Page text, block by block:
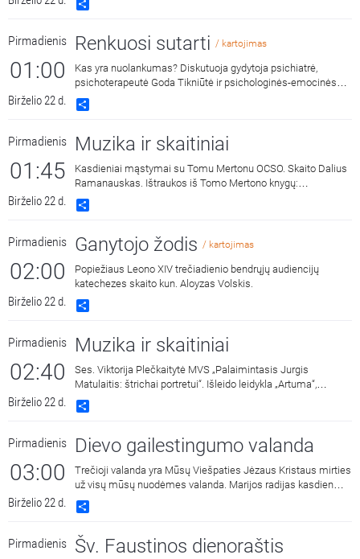
Pirmadienis
01:00
Birželio 22 d.
Renkuosi sutarti / kartojimas
Kas yra nuolankumas? Diskutuoja gydytoja psichiatrė,
psichoterapeutė Goda Tikniūtė ir psichologinės-emocinės
sveikatos specialistė Janina Sabaitė.
Pirmadienis
01:45
Birželio 22 d.
Muzika ir skaitiniai
Kasdieniai mąstymai su Tomu Mertonu OCSO. Skaito Dalius
Ramanauskas. Ištraukos iš Tomo Mertono knygų:
„Septynaukštis kalnas“, išleido „Katalikų pasaulio leidiniai“,
2011 m. ir „Jonos ženklas“, išleido „Katalikų pasaulio leidiniai“,
Pirmadienis
02:00
Birželio 22 d.
Ganytojo žodis / kartojimas
Popiežiaus Leono XIV trečiadienio bendrųjų audiencijų
katechezes skaito kun. Aloyzas Volskis.
Pirmadienis
02:40
Birželio 22 d.
Muzika ir skaitiniai
Ses. Viktorija Plečkaitytė MVS „Palaimintasis Jurgis
Matulaitis: štrichai portretui“. Išleido leidykla „Artuma“,
2022 m. Skaito aktorė Aldona Bendoriūtė.
Pirmadienis
03:00
Birželio 22 d.
Dievo gailestingumo valanda
Trečioji valanda yra Mūsų Viešpaties Jėzaus Kristaus mirties
už visų mūsų nuodėmes valanda. Marijos radijas kasdien
15:00 ir 3:00 kviečia melstis drauge kalbant Dievo
Gailestingumo vainikėlį ir litaniją bei pasiklausyti ištraukų iš
Dievo Gailestingumo šventovės Vilniuje, kur saugomas ir
Pirmadienis Šv. Faustinos dienoraštis